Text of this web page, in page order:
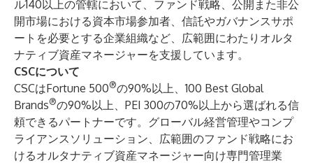
ル140以上の管轄において、ファンド戦略、公開また非公
開市場における資本市場参加者、信託やガバナンスサポ
ートを必要とする企業組織など、広範囲にわたりオルタ
ナティブ資産マネージャーを支援しています。
CSCについて
CSCはFortune 500®の90%以上、100 Best Global
Brands®の90%以上、PEI 300の70%以上から選ばれる信
頼できるパートナーです。グローバル経営管理やコンプ
ライアンスソリューション、広範囲のファンド戦略にお
けるオルタナティブ資産マネージャー向け専門管理業